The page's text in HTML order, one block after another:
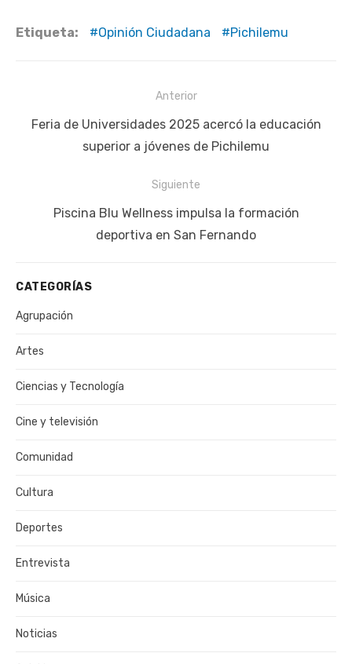
Etiqueta: Opinión Ciudadana Pichilemu
de
entradas
Anterior
Publicación
Feria de Universidades 2025 acercó la educación
superior a jóvenes de Pichilemu
Siguiente
SiguientePiscina Blu Wellness impulsa la formación
deportiva en San Fernando
CATEGORÍAS
Agrupación
Artes
Ciencias y Tecnología
Cine y televisión
Comunidad
Cultura
Deportes
Entrevista
Música
Noticias